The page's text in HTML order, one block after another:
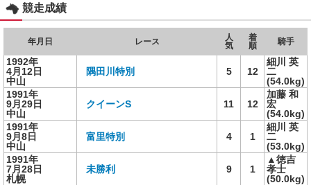
競走成績
年月日 レース
人
気
着
順
騎手
1992年
4月12日
中山
隅田川特別 5 12
細川 英
二
(54.0kg)
1991年
9月29日
中山
クイーンS 11 12
加藤 和
宏
(54.0kg)
1991年
9月8日
中山
富里特別 4 1
細川 英
二
(53.0kg)
1991年
7月28日
札幌
未勝利 9 1
▲徳吉
孝士
(50.0kg)